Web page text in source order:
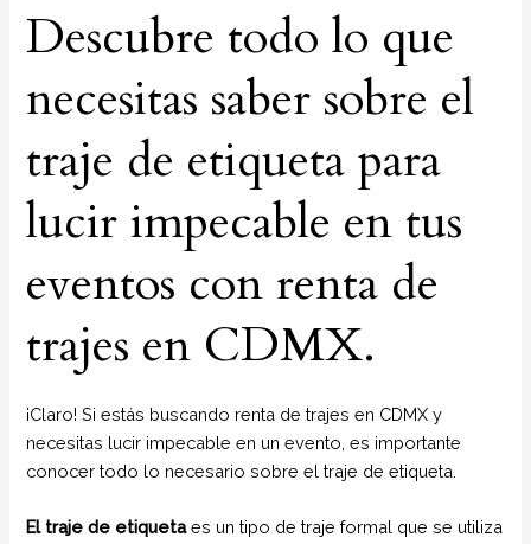
Descubre todo lo que
necesitas saber sobre el
traje de etiqueta para
lucir impecable en tus
eventos con renta de
trajes en CDMX.
¡Claro! Si estás buscando renta de trajes en CDMX y
necesitas lucir impecable en un evento, es importante
conocer todo lo necesario sobre el traje de etiqueta.
El traje de etiquetaes un tipo de traje formal que se utiliza